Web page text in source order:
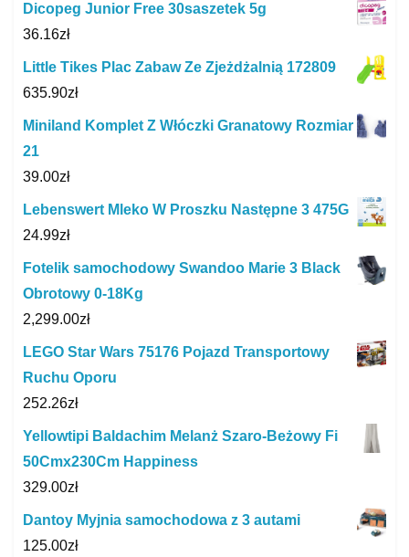
Dicopeg Junior Free 30saszetek 5g
36.16zł
Little Tikes Plac Zabaw Ze Zjeżdżalnią 172809
635.90zł
Miniland Komplet Z Włóczki Granatowy Rozmiar
21
39.00zł
Lebenswert Mleko W Proszku Następne 3 475G
24.99zł
Fotelik samochodowy Swandoo Marie 3 Black
Obrotowy 0-18Kg
2,299.00zł
LEGO Star Wars 75176 Pojazd Transportowy
Ruchu Oporu
252.26zł
Yellowtipi Baldachim Melanż Szaro-Beżowy Fi
50Cmx230Cm Happiness
329.00zł
Dantoy Myjnia samochodowa z 3 autami
125.00zł